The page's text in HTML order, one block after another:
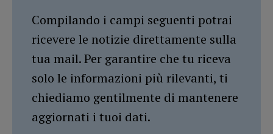
Compilando i campi seguenti potrai
ricevere le notizie direttamente sulla
tua mail. Per garantire che tu riceva
solo le informazioni più rilevanti, ti
chiediamo gentilmente di mantenere
aggiornati i tuoi dati.